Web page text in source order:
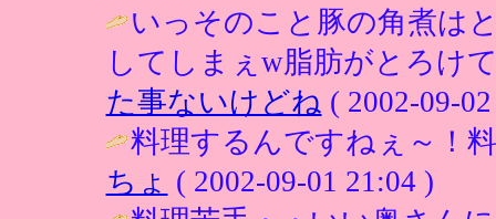
いっそのこと豚の角煮は
してしまぇw脂肪がとろけ
た事ないけどね ( 2002-09-
料理するんですねぇ～！
ちょ ( 2002-09-01 21:04 )